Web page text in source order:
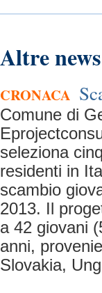
Altre news
CRONACA
Comune di
seleziona
residenti in
scambio
2013. Il
a 42 giovani
anni,
Slovakia,